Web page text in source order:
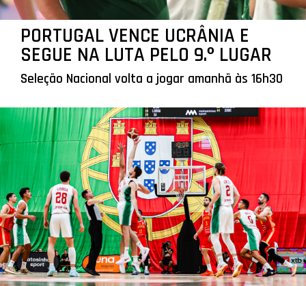
PORTUGAL VENCE UCRÂNIA E
SEGUE NA LUTA PELO 9.º LUGAR
Seleção Nacional volta a jogar amanhã às 16h30